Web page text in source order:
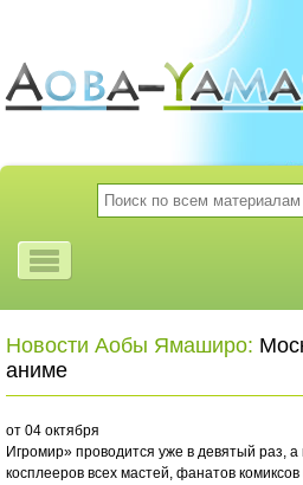
Новости Аобы Ямаширо:
аниме
от 04 октября
Игромир» проводится уже в девятый раз,
косплееров всех мастей, фанатов